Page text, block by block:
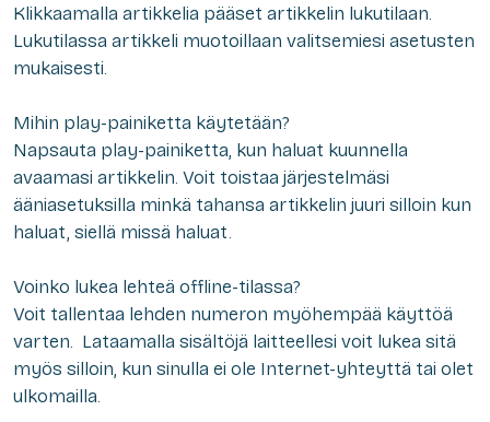
Klikkaamalla artikkelia pääset artikkelin lukutilaan.
Lukutilassa artikkeli muotoillaan valitsemiesi asetusten
mukaisesti.
Mihin play-painiketta käytetään?
Napsauta play-painiketta, kun haluat kuunnella
avaamasi artikkelin. Voit toistaa järjestelmäsi
ääniasetuksilla minkä tahansa artikkelin juuri silloin kun
haluat, siellä missä haluat.
Voinko lukea lehteä offline-tilassa?
Voit tallentaa lehden numeron myöhempää käyttöä
varten. Lataamalla sisältöjä laitteellesi voit lukea sitä
myös silloin, kun sinulla ei ole Internet-yhteyttä tai olet
ulkomailla.